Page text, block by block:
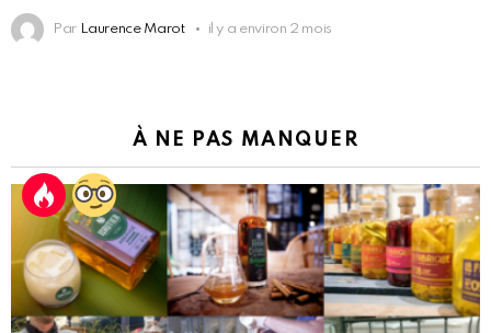
Par Laurence Marot il y a environ 2 mois
À NE PAS MANQUER